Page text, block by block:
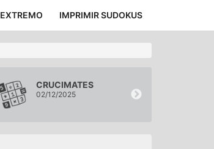
EXTREMO IMPRIMIR SUDOKUS
CRUCIMATES
02/12/2025